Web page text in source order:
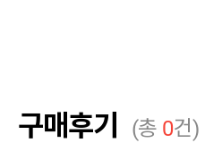
구매후기 (총 0건)